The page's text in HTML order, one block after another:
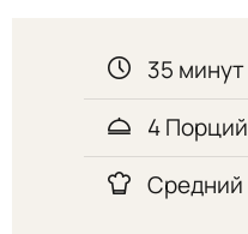
35 минут
4 Порций
Средний